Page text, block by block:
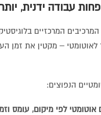
עבודה ידנית,
המרכזיים
לאוטומטי – מקטין את זמן
הנפוצים:
אוטומטי לפי מיקום, עומס